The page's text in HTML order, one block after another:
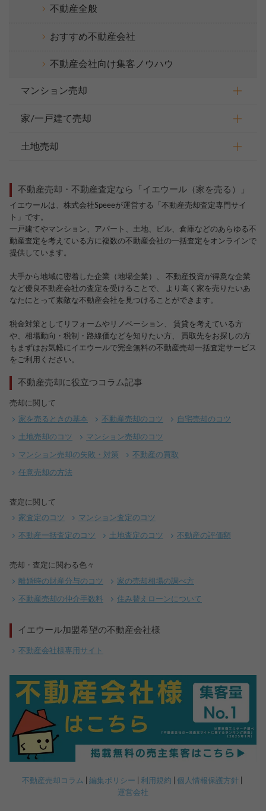
050-5497-1577(平日10～18時)
一人社長が売上3倍の理由
不動産全般
おすすめ不動産会社
不動産会社向け集客ノウハウ
マンション売却
家/一戸建て売却
土地売却
不動産売却・不動産査定なら「イエウール（家を売る）」
イエウールは、株式会社Speeeが運営する「不動産売却査定専門サイ
ト」です。
一戸建てやマンション、アパート、土地、ビル、倉庫などのあらゆる不
動産査定を考えている方に複数の不動産会社の一括査定をオンラインで
提供しています。
大手から地域に密着した企業（地場企業）、 不動産投資が得意な企業
など優良不動産会社の査定を受けることで、 より高く家を売りたいあ
なたにとって素敵な不動産会社を見つけることができます。
税金対策としてリフォームやリノベーション、 賃貸を考えている方
や、相場動向・税制・路線価などを知りたい方、 買取先をお探しの方
もまずはお気軽にイエウールで完全無料の不動産売却一括査定サービス
をご利用ください。
不動産売却に役立つコラム記事
売却に関して
家を売るときの基本 不動産売却のコツ 自宅売却のコツ
土地売却のコツ マンション売却のコツ
マンション売却の失敗・対策 不動産の買取
任意売却の方法
査定に関して
家査定のコツ マンション査定のコツ
不動産一括査定のコツ 土地査定のコツ 不動産の評価額
売却・査定に関わる色々
離婚時の財産分与のコツ 家の売却相場の調べ方
不動産売却の仲介手数料 住み替えローンについて
イエウール加盟希望の不動産会社様
不動産会社様専用サイト
不動産売却コラム 編集ポリシー 利用規約
個人情報保護方針
運営会社